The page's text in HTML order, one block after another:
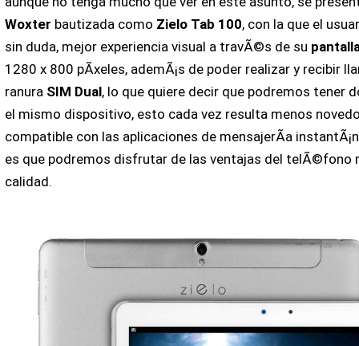
Woxter bautizada como Zielo Tab 100, con la que el
sin duda, mejor experiencia visual a travÃ©s de su
1280 x 800 pÃ­xeles, ademÃ¡s de poder realizar y recibir
ranura SIM Dual, lo que quiere decir que podremos tener
el mismo dispositivo, esto cada vez resulta menos
compatible con las aplicaciones de mensajerÃ­a
es que podremos disfrutar de las ventajas del telÃ©fono
calidad.